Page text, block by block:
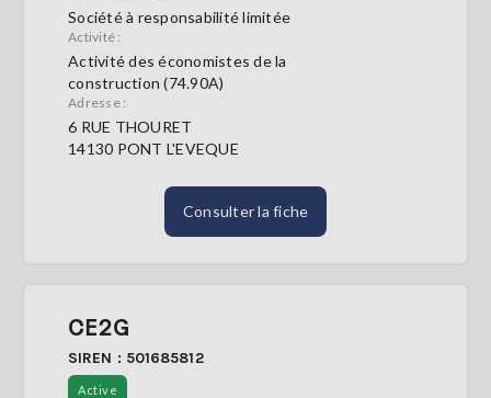
Société à responsabilité limitée
Activité :
Activité des économistes de la
construction (74.90A)
Adresse :
6 RUE THOURET
14130 PONT L'EVEQUE
Consulter la fiche
CE2G
SIREN : 501685812
Active